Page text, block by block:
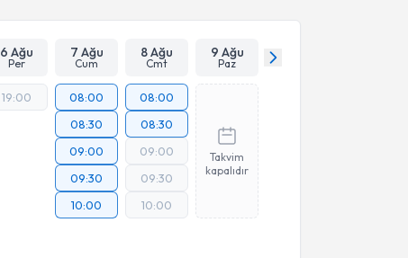
6 Ağu
Per
7 Ağu
Cum
8 Ağu
Cmt
9 Ağu
Paz
19:00
08:00
08:30
09:00
09:30
10:00
08:00
08:30
09:00
09:30
10:00
Takvim
kapalıdır